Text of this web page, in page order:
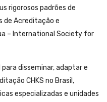
rigorosos padrões de
de Acreditação e
– International Society for
para disseminar, adaptar e
CHKS no Brasil,
especializadas e unidades